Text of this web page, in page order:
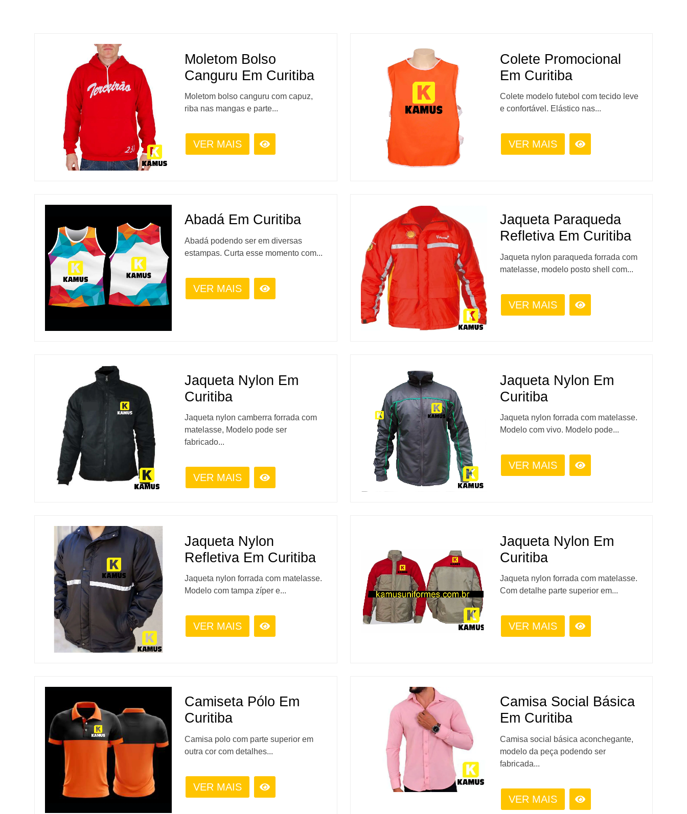
Moletom Bolso
Canguru Em Curitiba
Moletom bolso canguru com capuz,
riba nas mangas e parte...
VER MAIS
Colete Promocional
Em Curitiba
Colete modelo futebol com tecido leve
e confortável. Elástico nas...
VER MAIS
Abadá Em Curitiba
Abadá podendo ser em diversas
estampas. Curta esse momento com...
VER MAIS
Jaqueta Paraqueda
Refletiva Em Curitiba
Jaqueta nylon paraqueda forrada com
matelasse, modelo posto shell com...
VER MAIS
Jaqueta Nylon Em
Curitiba
Jaqueta nylon camberra forrada com
matelasse, Modelo pode ser
fabricado...
VER MAIS
Jaqueta Nylon Em
Curitiba
Jaqueta nylon forrada com matelasse.
Modelo com vivo. Modelo pode...
VER MAIS
Jaqueta Nylon
Refletiva Em Curitiba
Jaqueta nylon forrada com matelasse.
Modelo com tampa zíper e...
VER MAIS
Jaqueta Nylon Em
Curitiba
Jaqueta nylon forrada com matelasse.
Com detalhe parte superior em...
VER MAIS
Camiseta Pólo Em
Curitiba
Camisa polo com parte superior em
outra cor com detalhes...
VER MAIS
Camisa Social Básica
Em Curitiba
Camisa social básica aconchegante,
modelo da peça podendo ser
fabricada...
VER MAIS